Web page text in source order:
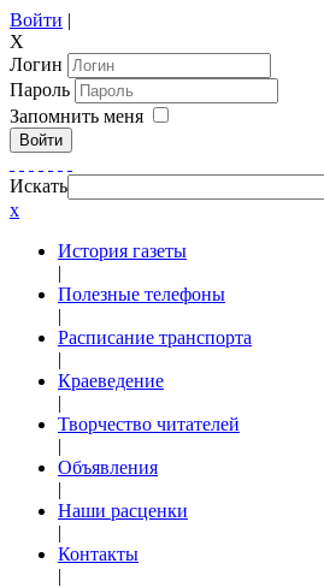
Войти |
X
Логин
Пароль
Запомнить меня
Войти
Искать
x
История газеты
|
Полезные телефоны
|
Расписание транспорта
|
Краеведение
|
Творчество читателей
|
Объявления
|
Наши расценки
|
Контакты
|